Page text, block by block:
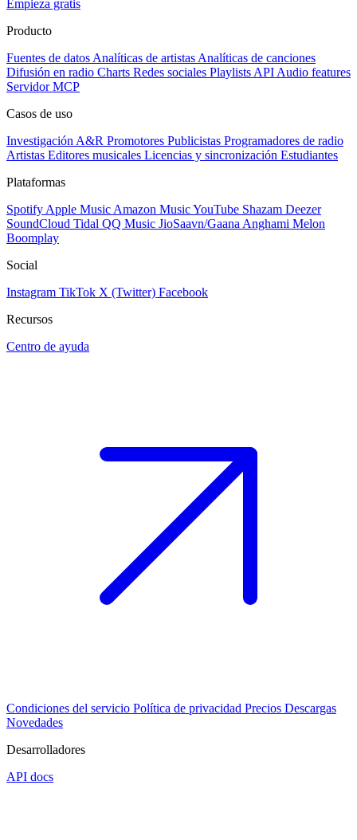
Empieza gratis
Producto
Fuentes de datos Analíticas de artistas Analíticas de canciones
Difusión en radio Charts Redes sociales Playlists API Audio features
Servidor MCP
Casos de uso
Investigación A&R Promotores Publicistas Programadores de radio
Artistas Editores musicales Licencias y sincronización Estudiantes
Plataformas
Spotify Apple Music Amazon MusicYouTube Shazam Deezer
SoundCloud Tidal QQ Music JioSaavn/Gaana Anghami Melon
Boomplay
Social
Instagram TikTok X (Twitter) Facebook
Recursos
Centro de ayuda
Condiciones del servicio Política de privacidad Precios Descargas
Novedades
Desarrolladores
API docs